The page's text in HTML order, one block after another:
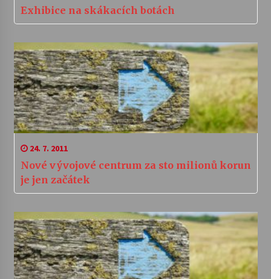
Exhibice na skákacích botách
24. 7. 2011
Nové vývojové centrum za sto milionů korun
je jen začátek